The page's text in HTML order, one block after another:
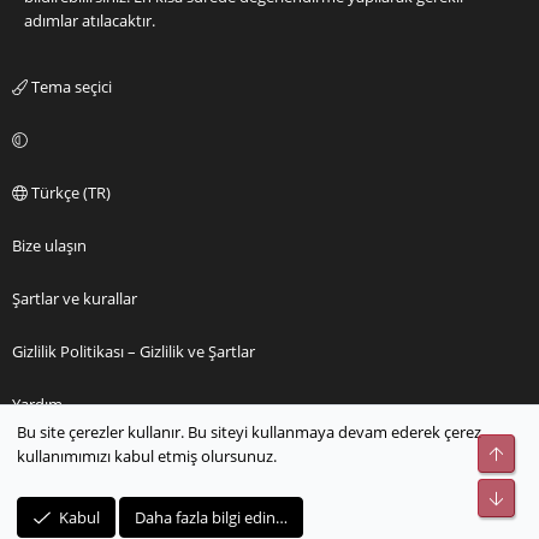
adımlar atılacaktır.
Tema seçici
Türkçe (TR)
Bize ulaşın
Şartlar ve kurallar
Gizlilik Politikası – Gizlilik ve Şartlar
Yardım
Ana sayfa
S
Bu site çerezler kullanır. Bu siteyi kullanmaya devam ederek çerez
kullanımımızı kabul etmiş olursunuz.
Kabul Daha fazla bilgi edin…